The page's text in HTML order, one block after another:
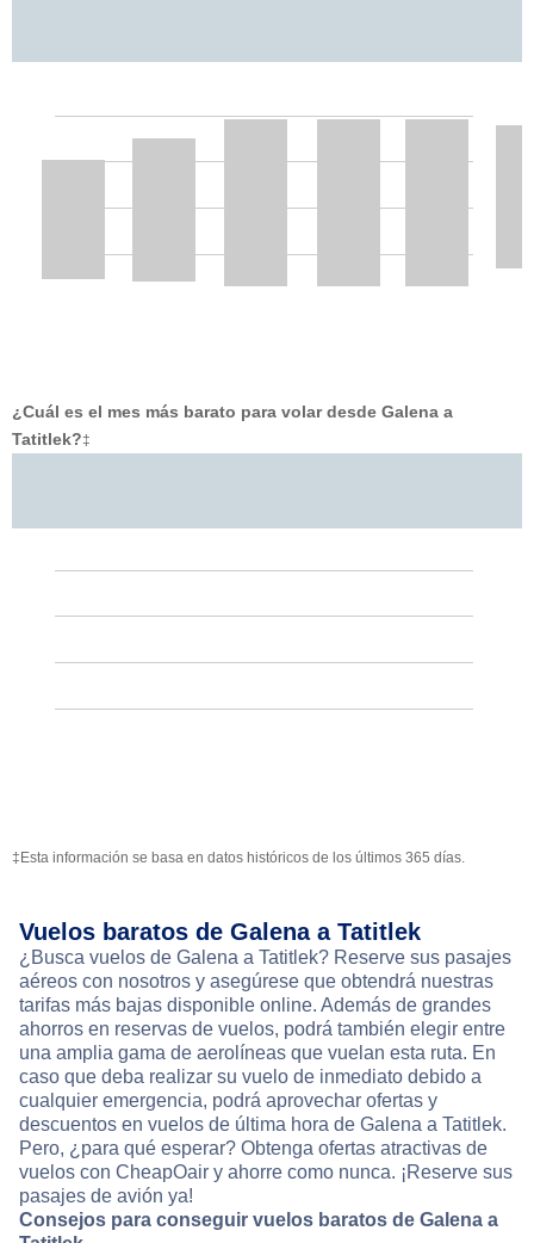
¿Cuál es el mes más barato para volar desde Galena a
Tatitlek?‡
‡Esta información se basa en datos históricos de los últimos 365 días.
Vuelos baratos de Galena a Tatitlek
¿Busca vuelos de Galena a Tatitlek? Reserve sus pasajes
aéreos con nosotros y asegúrese que obtendrá nuestras
tarifas más bajas disponible online. Además de grandes
ahorros en reservas de vuelos, podrá también elegir entre
una amplia gama de aerolíneas que vuelan esta ruta. En
caso que deba realizar su vuelo de inmediato debido a
cualquier emergencia, podrá aprovechar ofertas y
descuentos en vuelos de última hora de Galena a Tatitlek.
Pero, ¿para qué esperar? Obtenga ofertas atractivas de
vuelos con CheapOair y ahorre como nunca. ¡Reserve sus
pasajes de avión ya!
Consejos para conseguir vuelos baratos de Galena a